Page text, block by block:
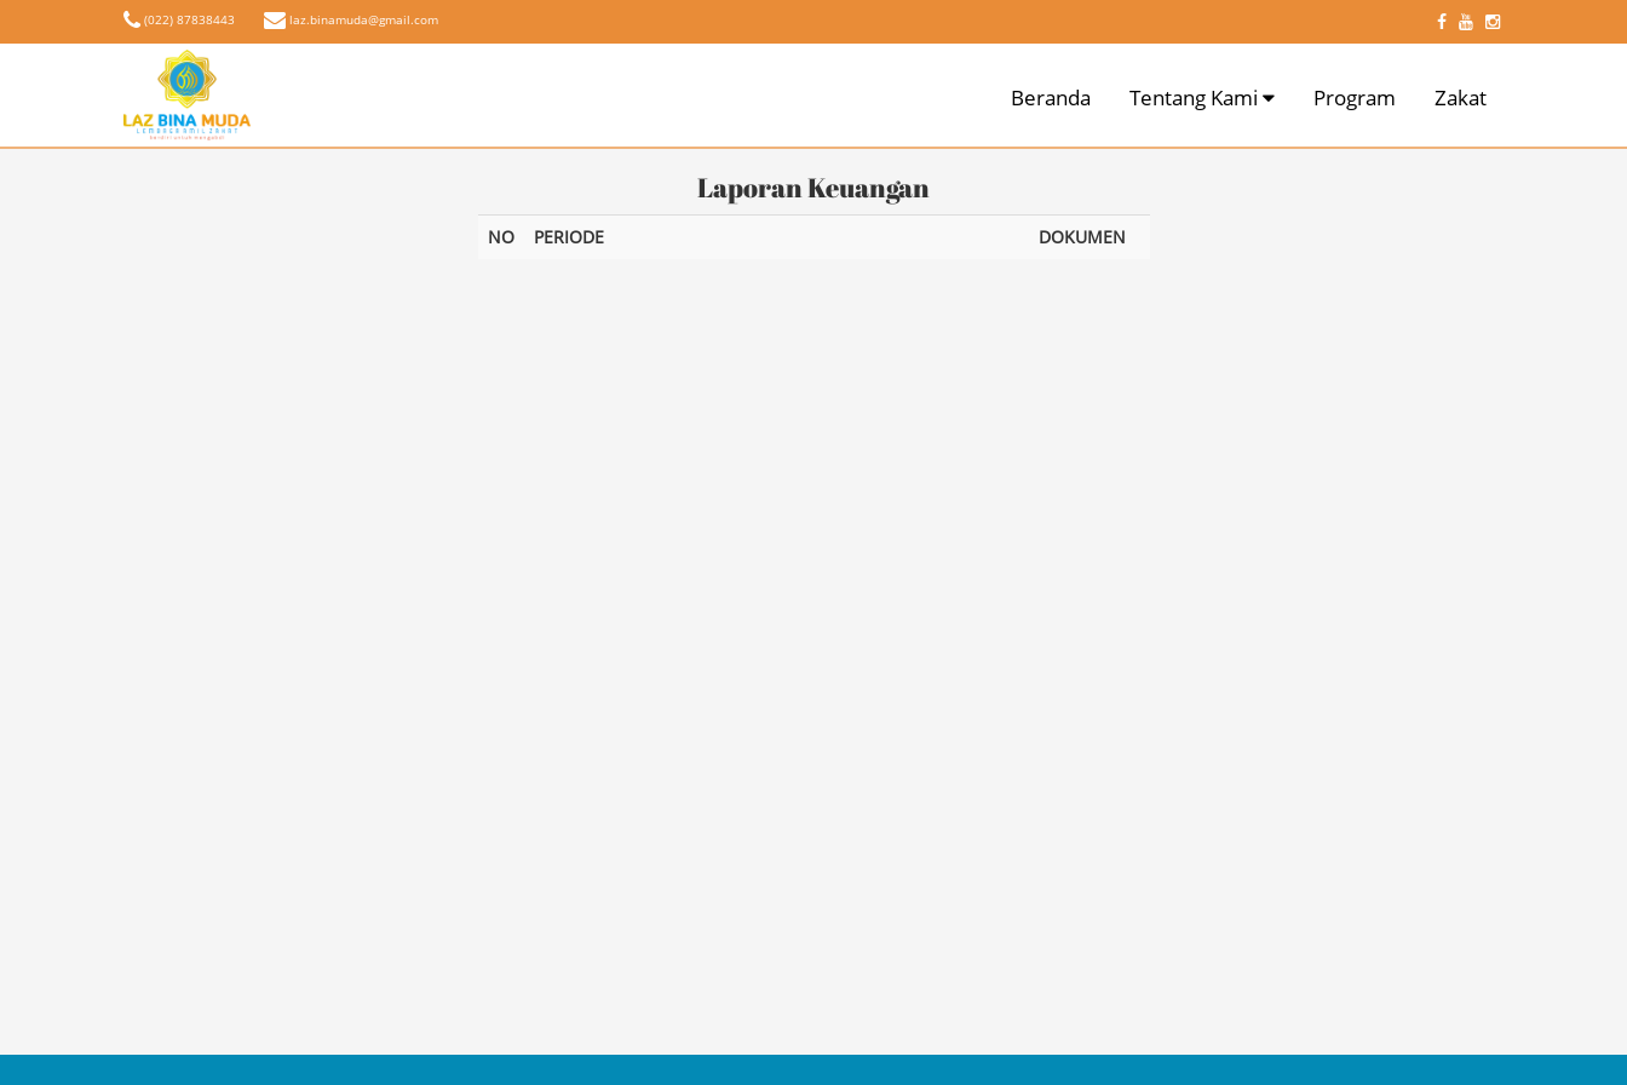
(022) 87838443 laz.binamuda@gmail.com
Beranda Tentang Kami Program Zakat
Laporan Keuangan
NO PERIODE DOKUMEN